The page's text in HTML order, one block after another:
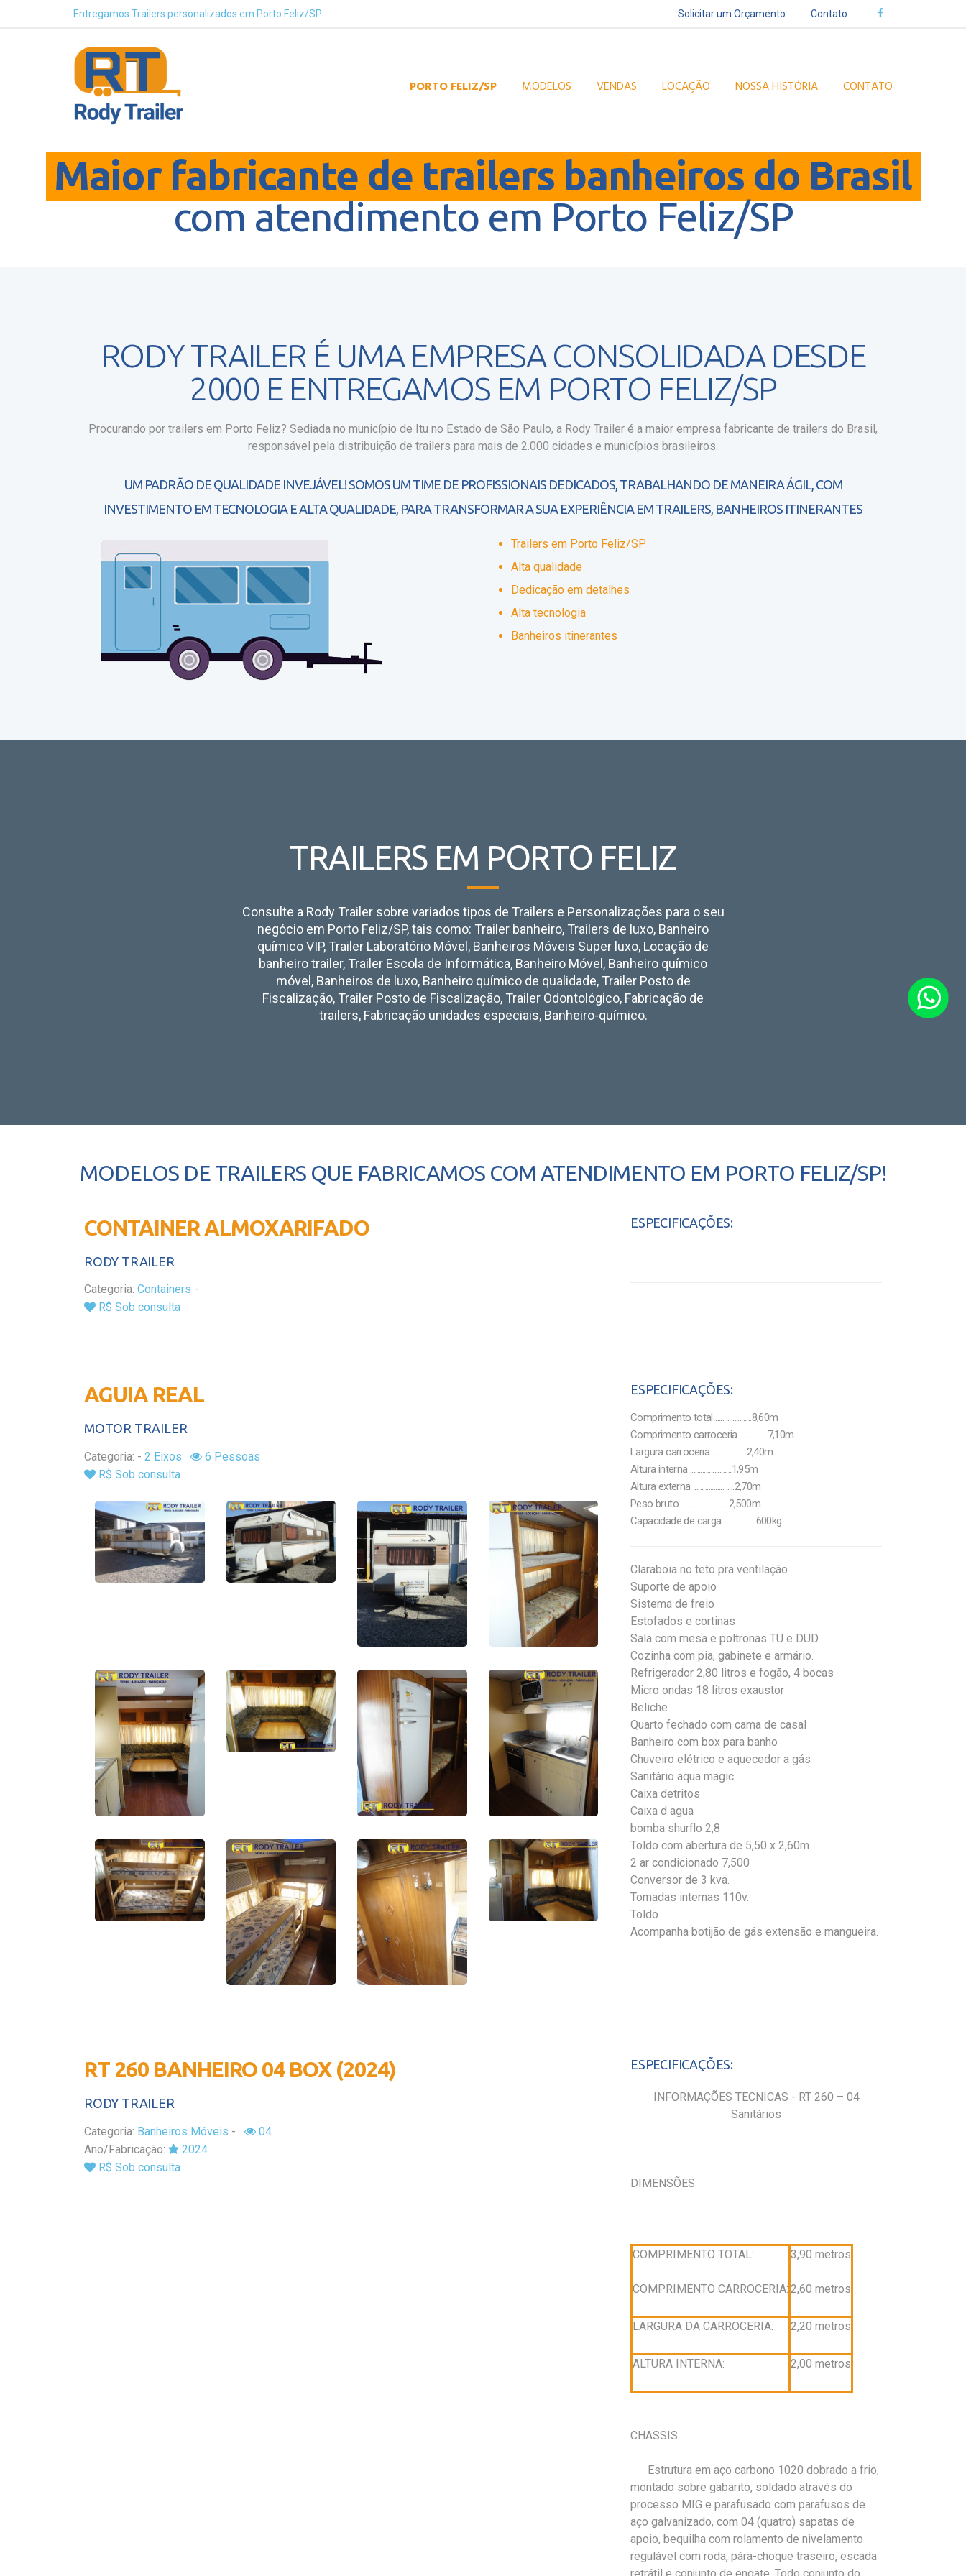
Solicitar um Orçamento Contato
Entregamos Trailers personalizados em Porto Feliz/SP
PORTO FELIZ/SP MODELOS VENDAS LOCAÇÃO NOSSA HISTÓRIA CONTATO
Maior fabricante de trailers banheiros do Brasil
com atendimento em Porto Feliz/SP
RODY TRAILER É UMA EMPRESA CONSOLIDADA DESDE
2000 E ENTREGAMOS EM PORTO FELIZ/SP
Procurando por trailers em Porto Feliz? Sediada no município de Itu no Estado de São Paulo, a Rody Trailer é a maior empresa fabricante de trailers do Brasil,
responsável pela distribuição de trailers para mais de 2.000 cidades e municípios brasileiros.
UM PADRÃO DE QUALIDADE INVEJÁVEL! SOMOS UM TIME DE PROFISSIONAIS DEDICADOS, TRABALHANDO DE MANEIRA ÁGIL, COM
INVESTIMENTO EM TECNOLOGIA E ALTA QUALIDADE, PARA TRANSFORMAR A SUA EXPERIÊNCIA EM TRAILERS, BANHEIROS ITINERANTES
Trailers em Porto Feliz/SP
Alta qualidade
Dedicação em detalhes
Alta tecnologia
Banheiros itinerantes
TRAILERS EM PORTO FELIZ
Consulte a Rody Trailer sobre variados tipos de Trailers e Personalizações para o seu
negócio em Porto Feliz/SP, tais como: Trailer banheiro, Trailers de luxo, Banheiro
químico VIP, Trailer Laboratório Móvel, Banheiros Móveis Super luxo, Locação de
banheiro trailer, Trailer Escola de Informática, Banheiro Móvel, Banheiro químico
móvel, Banheiros de luxo, Banheiro químico de qualidade, Trailer Posto de
Fiscalização, Trailer Posto de Fiscalização, Trailer Odontológico, Fabricação de
trailers, Fabricação unidades especiais, Banheiro-químico.
MODELOS DE TRAILERS QUE FABRICAMOS COM ATENDIMENTO EM PORTO FELIZ/SP!
CONTAINER ALMOXARIFADO
RODY TRAILER
Categoria: Containers -
R$ Sob consulta
ESPECIFICAÇÕES:
AGUIA REAL
MOTOR TRAILER
Categoria: - 2 Eixos
6 Pessoas
R$ Sob consulta
ESPECIFICAÇÕES:
Comprimento total .....................8,60m
Comprimento carroceria ................7,10m
Largura carroceria ....................2,40m
Altura interna ........................1,95m
Altura externa ........................2,70m
Peso bruto.............................2,500m
Capacidade de carga....................600kg
Claraboia no teto pra ventilação
Suporte de apoio
Sistema de freio
Estofados e cortinas
Sala com mesa e poltronas TU e DUD.
Cozinha com pia, gabinete e armário.
Refrigerador 2,80 litros e fogão, 4 bocas
Micro ondas 18 litros exaustor
Beliche
Quarto fechado com cama de casal
Banheiro com box para banho
Chuveiro elétrico e aquecedor a gás
Sanitário aqua magic
Caixa detritos
Caixa d agua
bomba shurflo 2,8
Toldo com abertura de 5,50 x 2,60m
2 ar condicionado 7,500
Conversor de 3 kva.
Tomadas internas 110v.
Toldo
Acompanha botijão de gás extensão e mangueira.
RT 260 BANHEIRO 04 BOX (2024)
RODY TRAILER
Categoria: Banheiros Móveis -
04
Ano/Fabricação:
2024
R$ Sob consulta
ESPECIFICAÇÕES:
INFORMAÇÕES TECNICAS - RT 260 – 04
Sanitários
DIMENSÕES
COMPRIMENTO TOTAL:
COMPRIMENTO CARROCERIA:
3,90 metros
2,60 metros
LARGURA DA CARROCERIA: 2,20 metros
ALTURA INTERNA: 2,00 metros
CHASSIS
Estrutura em aço carbono 1020 dobrado a frio,
montado sobre gabarito, soldado através do
processo MIG e parafusado com parafusos de
aço galvanizado, com 04 (quatro) sapatas de
apoio, bequilha com rolamento de nivelamento
regulável com roda, pára-choque traseiro, escada